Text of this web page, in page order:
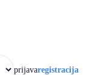
prijavaregistracija